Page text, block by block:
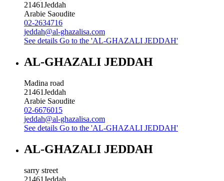
21461Jeddah
Arabie Saoudite
02-2634716
jeddah@al-ghazalisa.com
See details Go to the 'AL-GHAZALI JEDDAH'
AL-GHAZALI JEDDAH
Madina road
21461Jeddah
Arabie Saoudite
02-6676015
jeddah@al-ghazalisa.com
See details Go to the 'AL-GHAZALI JEDDAH'
AL-GHAZALI JEDDAH
sarry street
21461 Jeddah